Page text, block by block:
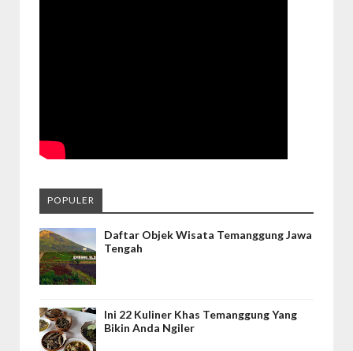
POPULER
Daftar Objek Wisata Temanggung Jawa
Tengah
Ini 22 Kuliner Khas Temanggung Yang
Bikin Anda Ngiler